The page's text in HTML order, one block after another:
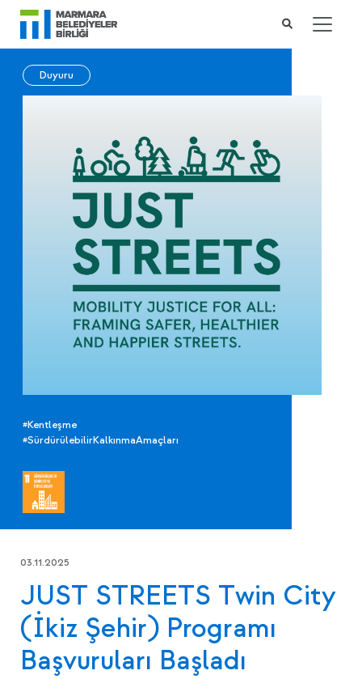
Duyuru
#Kentleşme
#SürdürülebilirKalkınmaAmaçları
03.11.2025
JUST STREETS Twin City
(İkiz Şehir) Programı
Başvuruları Başladı